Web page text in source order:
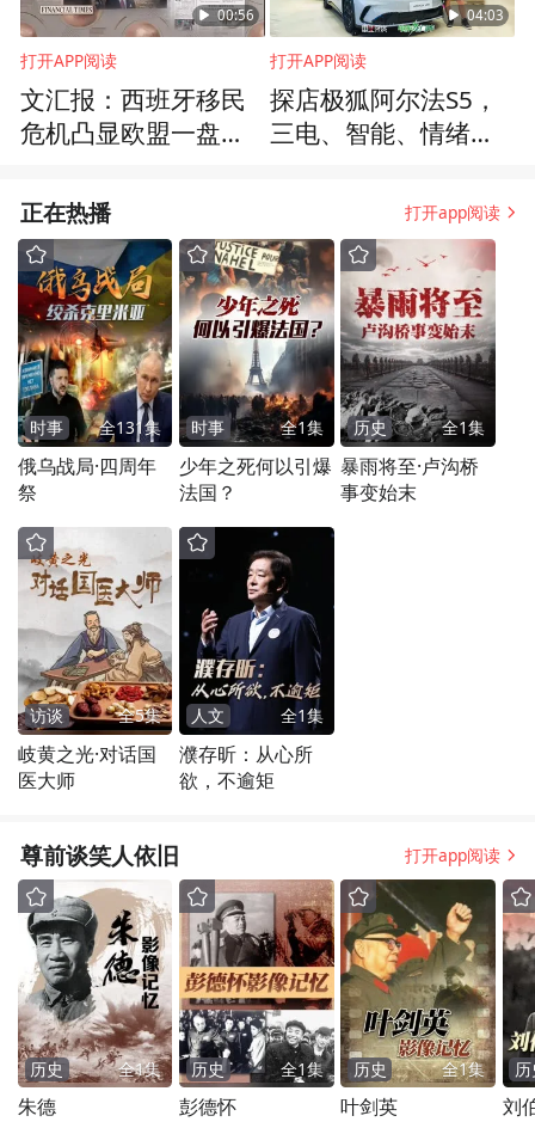
00:56
打开APP阅读
文汇报：西班牙移民
危机凸显欧盟一盘散
04:03
打开APP阅读
探店极狐阿尔法S5，
三电、智能、情绪价
正在热播 打开app阅读
时事 全131集
俄乌战局·四周年
祭
时事 全1集
少年之死何以引爆
法国？
历史 全1集
暴雨将至·卢沟桥
事变始末
访谈 全5集
岐黄之光·对话国
医大师
人文 全1集
濮存昕：从心所
欲，不逾矩
尊前谈笑人依旧 打开app阅读
历史 全1集
朱德
历史 全1集
彭德怀
历史 全1集
叶剑英 刘